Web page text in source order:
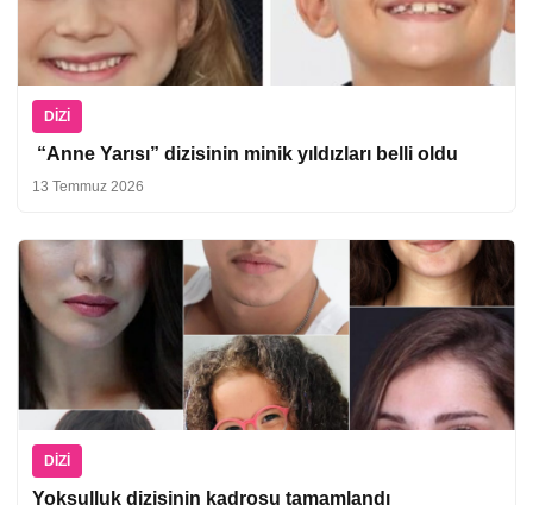
DIZI
“Anne Yarısı” dizisinin minik yıldızları belli oldu
13 Temmuz 2026
DIZI
Yoksulluk dizisinin kadrosu tamamlandı